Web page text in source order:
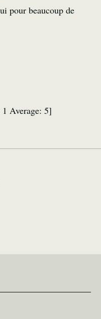
pour beaucoup de
1 Average: 5]